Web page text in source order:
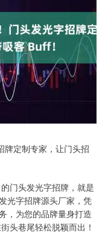
牌定制专家，让门头招
门头发光字招牌，就是
光字招牌源头厂家，凭
，为您的品牌量身打造
头巷尾轻松脱颖而出！